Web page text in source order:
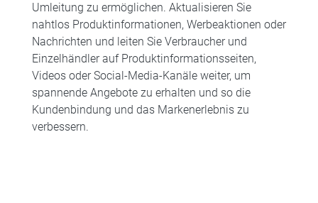
Umleitung zu ermöglichen. Aktualisieren Sie
nahtlos Produktinformationen, Werbeaktionen oder
Nachrichten und leiten Sie Verbraucher und
Einzelhändler auf Produktinformationsseiten,
Videos oder Social-Media-Kanäle weiter, um
spannende Angebote zu erhalten und so die
Kundenbindung und das Markenerlebnis zu
verbessern.